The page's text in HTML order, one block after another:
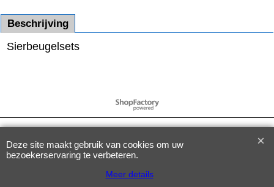
Beschrijving
Webwinkel gemaakt met
ShopFactory webwinkel
Deze site maakt gebruik van cookies om uw
bezoekerservaring te verbeteren.
Meer details